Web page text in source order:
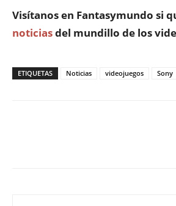
Visítanos en Fantasymundo si
noticiasdel mundillo de los
ETIQUETAS Noticias videojuegos Sony